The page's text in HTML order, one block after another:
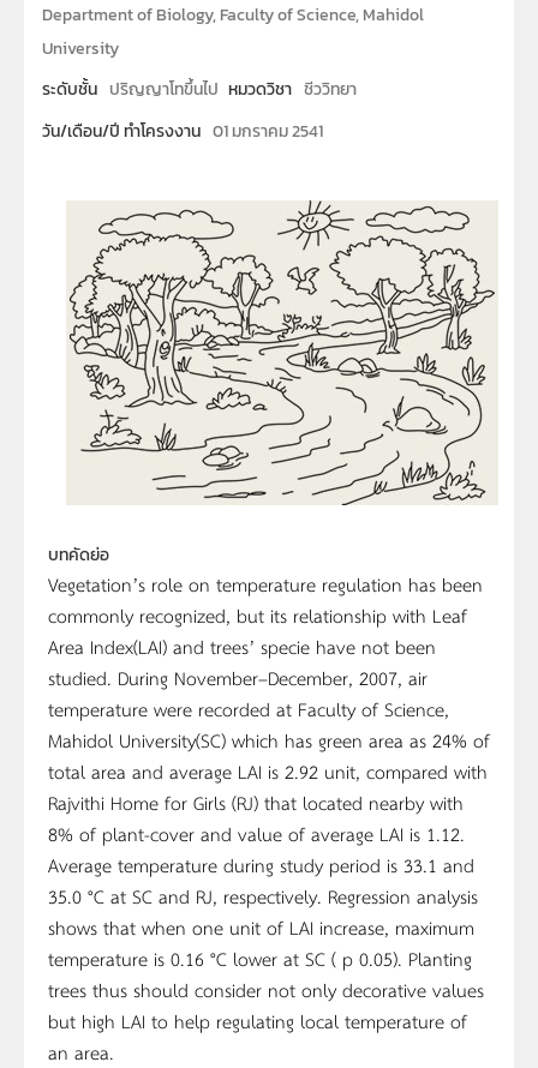
Department of Biology, Faculty of Science, Mahidol
University
ระดับชั้น ปริญญาโทขึ้นไป หมวดวิชา ชีววิทยา
วัน/เดือน/ปี ทำโครงงาน 01 มกราคม 2541
บทคัดย่อ
Vegetation’s role on temperature regulation has been
commonly recognized, but its relationship with Leaf
Area Index(LAI) and trees’ specie have not been
studied. During November–December, 2007, air
temperature were recorded at Faculty of Science,
Mahidol University(SC) which has green area as 24% of
total area and average LAI is 2.92 unit, compared with
Rajvithi Home for Girls (RJ) that located nearby with
8% of plant-cover and value of average LAI is 1.12.
Average temperature during study period is 33.1 and
35.0 °C at SC and RJ, respectively. Regression analysis
shows that when one unit of LAI increase, maximum
temperature is 0.16 °C lower at SC ( p 0.05). Planting
trees thus should consider not only decorative values
but high LAI to help regulating local temperature of
an area.